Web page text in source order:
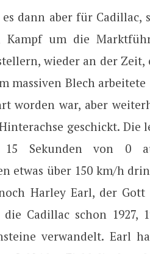
dann aber für Cadillac,
Kampf um die
wieder an der Zeit,
massiven Blech
worden war, aber
geschickt. Die
15 Sekunden von 0
etwas über 150 km/h
Harley Earl, der Gott
Cadillac schon 1927,
verwandelt. Earl